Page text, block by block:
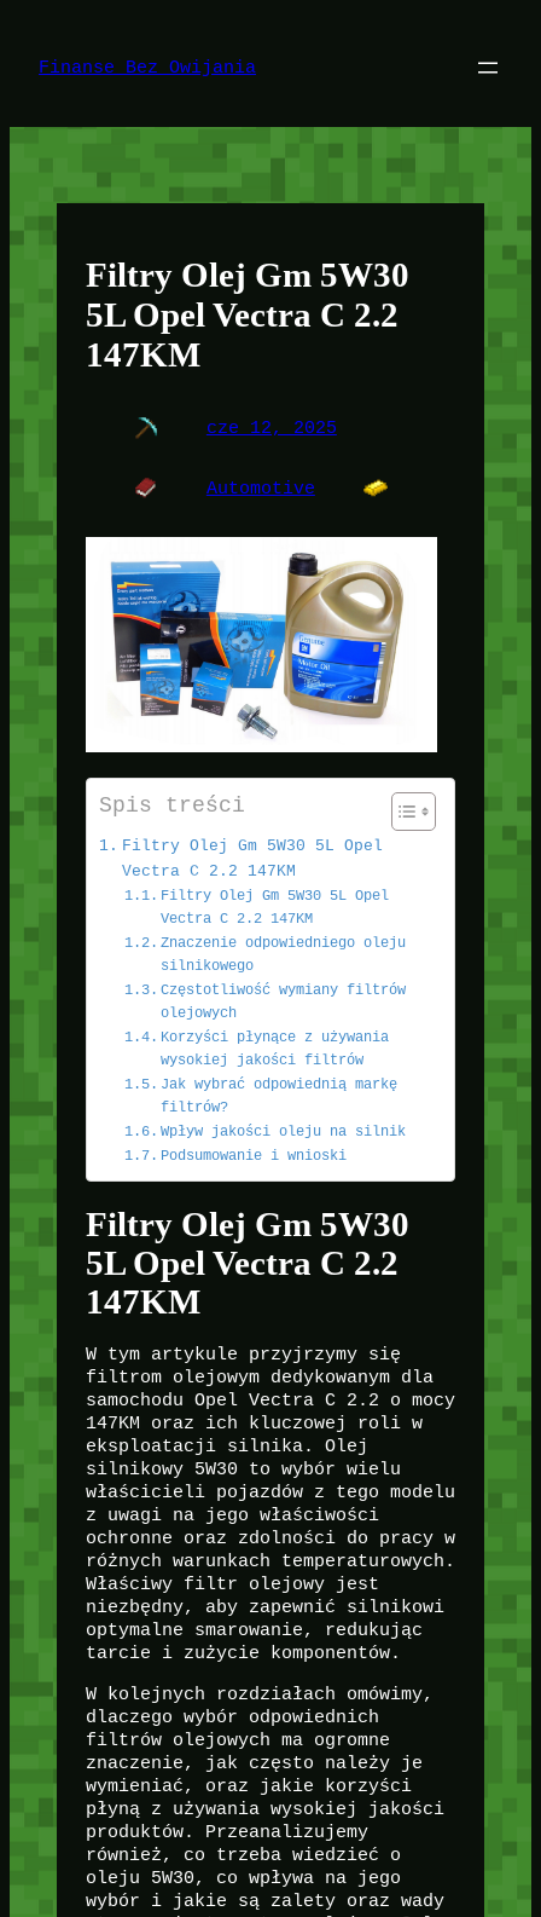
treści
Finanse Bez Owijania
Filtry Olej Gm 5W30
5L Opel Vectra C 2.2
147KM
cze 12, 2025
Automotive
Spis treści
Filtry Olej Gm 5W30 5L Opel
Vectra C 2.2 147KM
Filtry Olej Gm 5W30 5L Opel
Vectra C 2.2 147KM
Znaczenie odpowiedniego oleju
silnikowego
Częstotliwość wymiany filtrów
olejowych
Korzyści płynące z używania
wysokiej jakości filtrów
Jak wybrać odpowiednią markę
filtrów?
Wpływ jakości oleju na silnik
Podsumowanie i wnioski
Filtry Olej Gm 5W30
5L Opel Vectra C 2.2
147KM
W tym artykule przyjrzymy się
filtrom olejowym dedykowanym dla
samochodu Opel Vectra C 2.2 o mocy
147KM oraz ich kluczowej roli w
eksploatacji silnika. Olej
silnikowy 5W30 to wybór wielu
właścicieli pojazdów z tego modelu
z uwagi na jego właściwości
ochronne oraz zdolności do pracy w
różnych warunkach temperaturowych.
Właściwy filtr olejowy jest
niezbędny, aby zapewnić silnikowi
optymalne smarowanie, redukując
tarcie i zużycie komponentów.
W kolejnych rozdziałach omówimy,
dlaczego wybór odpowiednich
filtrów olejowych ma ogromne
znaczenie, jak często należy je
wymieniać, oraz jakie korzyści
płyną z używania wysokiej jakości
produktów. Przeanalizujemy
również, co trzeba wiedzieć o
oleju 5W30, co wpływa na jego
wybór i jakie są zalety oraz wady